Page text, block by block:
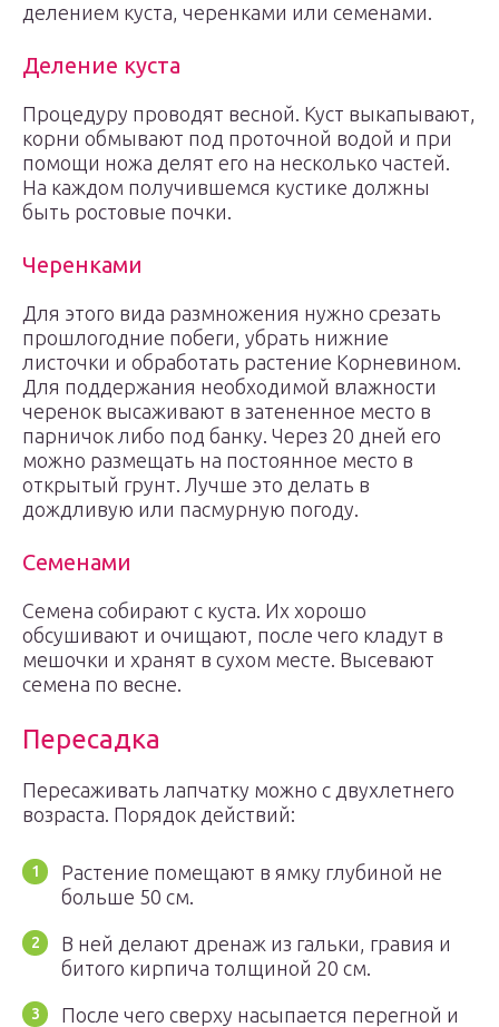
делением куста, черенками или семенами.
Деление куста
Процедуру проводят весной. Куст выкапывают,
корни обмывают под проточной водой и при
помощи ножа делят его на несколько частей.
На каждом получившемся кустике должны
быть ростовые почки.
Черенками
Для этого вида размножения нужно срезать
прошлогодние побеги, убрать нижние
листочки и обработать растение Корневином.
Для поддержания необходимой влажности
черенок высаживают в затененное место в
парничок либо под банку. Через 20 дней его
можно размещать на постоянное место в
открытый грунт. Лучше это делать в
дождливую или пасмурную погоду.
Семенами
Семена собирают с куста. Их хорошо
обсушивают и очищают, после чего кладут в
мешочки и хранят в сухом месте. Высевают
семена по весне.
Пересадка
Пересаживать лапчатку можно с двухлетнего
возраста. Порядок действий:
Растение помещают в ямку глубиной не
больше 50 см.
В ней делают дренаж из гальки, гравия и
битого кирпича толщиной 20 см.
После чего сверху насыпается перегной и